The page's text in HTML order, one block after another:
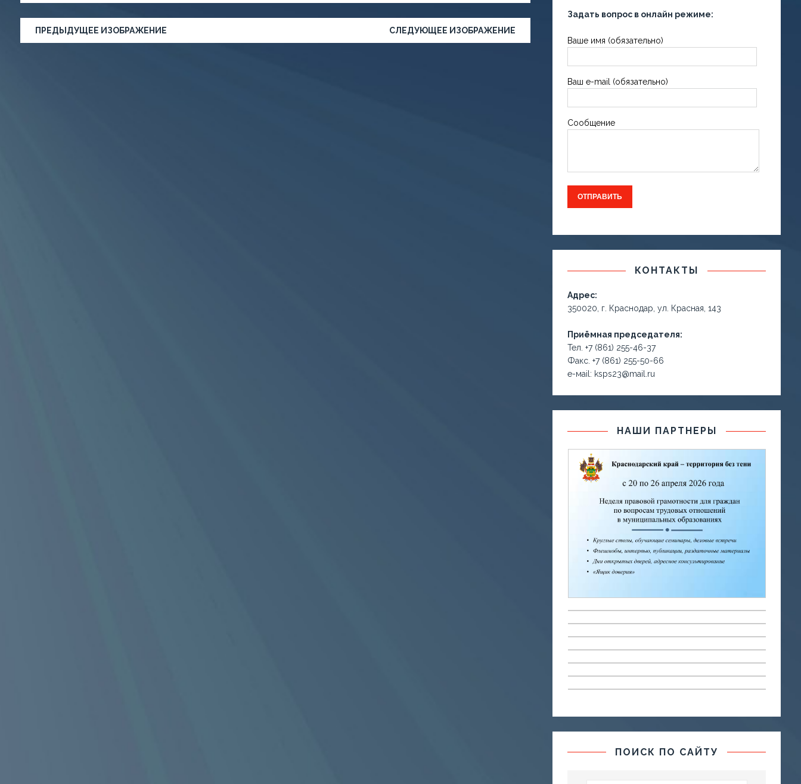
ПРЕДЫДУЩЕЕ ИЗОБРАЖЕНИЕ СЛЕДУЮЩЕЕ ИЗОБРАЖЕНИЕ
Задать вопрос в онлайн режиме:
Ваше имя (обязательно)
Ваш e-mail (обязательно)
Сообщение
КОНТАКТЫ
Адрес:
350020, г. Краснодар, ул. Красная, 143
Приёмная председателя:
Тел. +7 (861) 255-46-37
Факс. +7 (861) 255-50-66
е-маil: ksps23@mail.ru
НАШИ ПАРТНЕРЫ
ПОИСК ПО САЙТУ